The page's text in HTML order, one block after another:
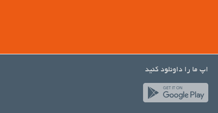
اپ ما را داونلود کنید